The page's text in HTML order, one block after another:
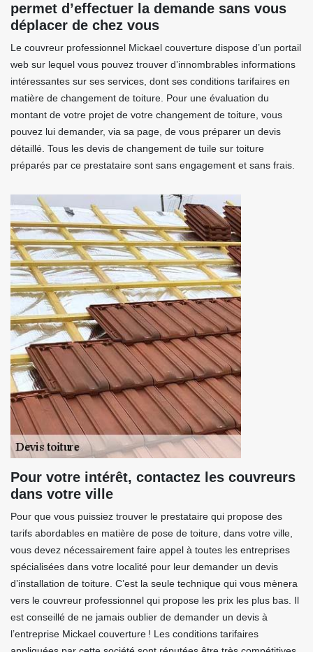
permet d’effectuer la demande sans vous
déplacer de chez vous
Le couvreur professionnel Mickael couverture dispose d’un portail
web sur lequel vous pouvez trouver d’innombrables informations
intéressantes sur ses services, dont ses conditions tarifaires en
matière de changement de toiture. Pour une évaluation du
montant de votre projet de votre changement de toiture, vous
pouvez lui demander, via sa page, de vous préparer un devis
détaillé. Tous les devis de changement de tuile sur toiture
préparés par ce prestataire sont sans engagement et sans frais.
Pour votre intérêt, contactez les couvreurs
dans votre ville
Pour que vous puissiez trouver le prestataire qui propose des
tarifs abordables en matière de pose de toiture, dans votre ville,
vous devez nécessairement faire appel à toutes les entreprises
spécialisées dans votre localité pour leur demander un devis
d’installation de toiture. C’est la seule technique qui vous mènera
vers le couvreur professionnel qui propose les prix les plus bas. Il
est conseillé de ne jamais oublier de demander un devis à
l’entreprise Mickael couverture ! Les conditions tarifaires